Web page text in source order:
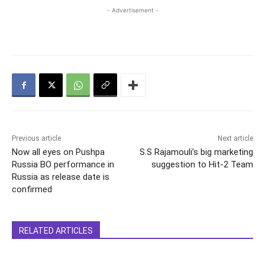
- Advertisement -
Previous article
Now all eyes on Pushpa
Russia BO performance in
Russia as release date is
confirmed
Next article
S.S Rajamouli’s big marketing
suggestion to Hit-2 Team
RELATED ARTICLES